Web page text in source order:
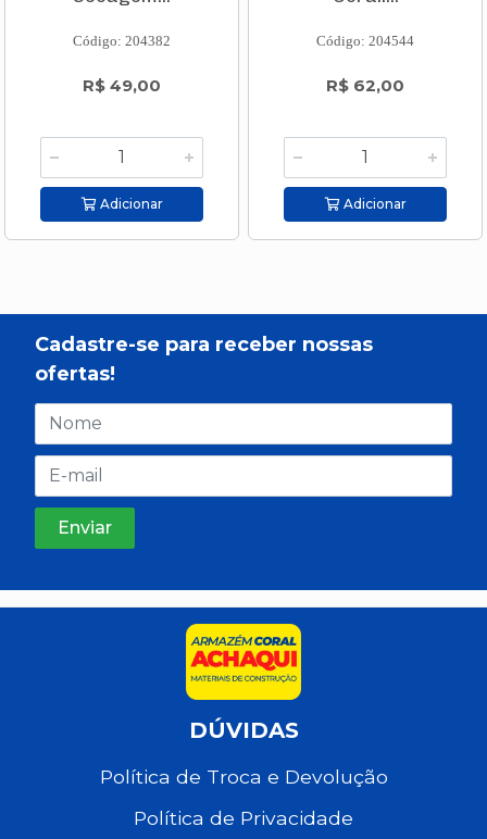
Código: 204382
R$ 49,00
Adicionar
Código: 204544
R$ 62,00
Adicionar
Cadastre-se para receber nossas
ofertas!
DÚVIDAS
Política de Troca e Devolução
Política de Privacidade